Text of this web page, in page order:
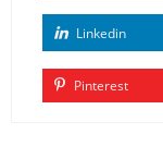
Linkedin
Pinterest